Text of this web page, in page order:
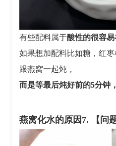
有些配料属于酸性的很容
如果想加配料比如糖，红
跟燕窝一起炖，
而是等最后炖好前的5分钟
燕窝化水的原因 7. 【问